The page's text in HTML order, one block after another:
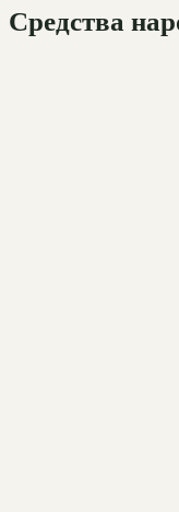
Средства